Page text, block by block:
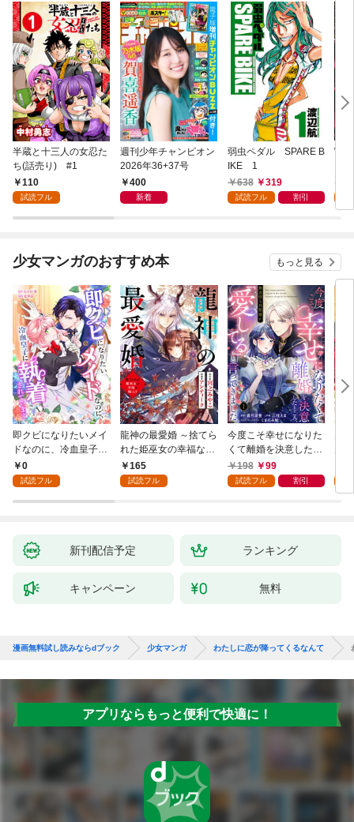
半蔵と十三人の女忍た
ち(話売り) #1
110
試読フル
週刊少年チャンピオン
2026年36+37号
400
新着
弱虫ペダル SPARE B
IKE 1
638
319
試読フル 割引
少女マンガのおすすめ本 もっと見る
即クビになりたいメイ
ドなのに、冷血皇子に
執着されています第1
話
0
試読フル
龍神の最愛婚 ～捨てら
れた姫巫女の幸福な嫁
入り～: 1
165
試読フル
今度こそ幸せになりた
くて離婚を決意したと
ころ、無表情な旦那様
が「愛してる」と言っ
198 99
試読フル 割引
新刊配信予定 ランキング
キャンペーン 無料
漫画無料試し読みならdブック 少女マンガ わたしに恋が降ってくるなんて
アプリならもっと便利で快適に！